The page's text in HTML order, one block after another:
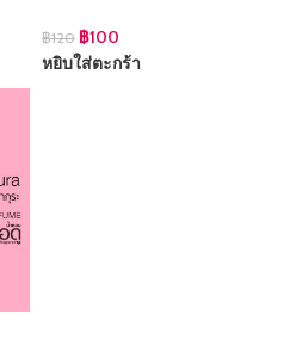
฿120 ฿100
หยิบใส่ตะกร้า